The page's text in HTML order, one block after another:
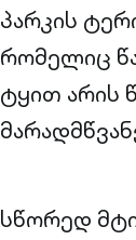
პარკის
რომელიც
ტყით არის
სწორედ